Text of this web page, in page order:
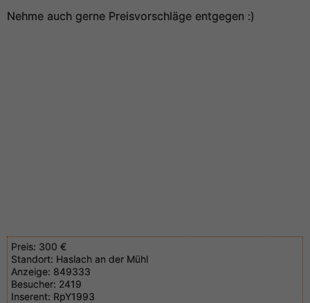
Nehme auch gerne Preisvorschläge entgegen :)
Preis: 300 €
Standort: Haslach an der Mühl
Anzeige: 849333
Besucher: 2419
Inserent: RpY1993